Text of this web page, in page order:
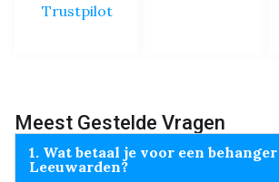
Trustpilot
Meest Gestelde Vragen
1. Wat betaal je voor een
Leeuwarden?